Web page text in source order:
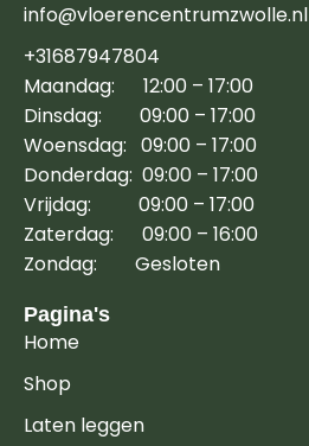
info@vloerencentrumzwolle.nl
+31687947804
Maandag: 12:00 – 17:00
Dinsdag: 09:00 – 17:00
Woensdag: 09:00 – 17:00
Donderdag: 09:00 – 17:00
Vrijdag: 09:00 – 17:00
Zaterdag: 09:00 – 16:00
Zondag: Gesloten
Pagina's
Home
Shop
Laten leggen